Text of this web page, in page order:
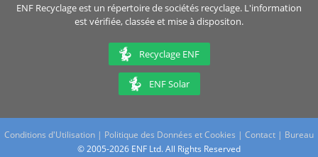
ENF Recyclage est un répertoire de sociétés recyclage. L'information
est vérifiée, classée et mise à dispositon.
Recyclage ENF
ENF Solar
Conditions d'Utilisation | Politique des Données et Cookies | Contact | Bureau
© 2005-2026 ENF Ltd. All Rights Reserved